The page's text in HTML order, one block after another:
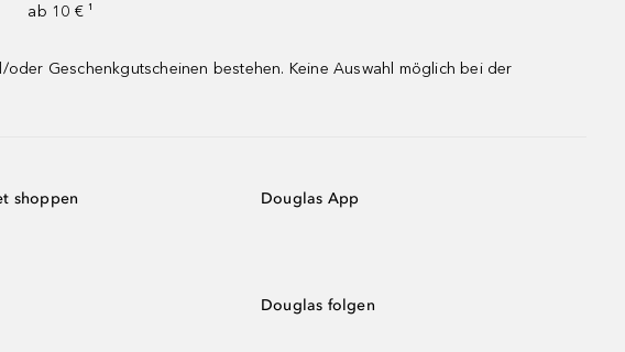
ab 10 € ¹
Geschenkgutscheinen bestehen. Keine Auswahl möglich bei der
shoppen Douglas App
Douglas folgen